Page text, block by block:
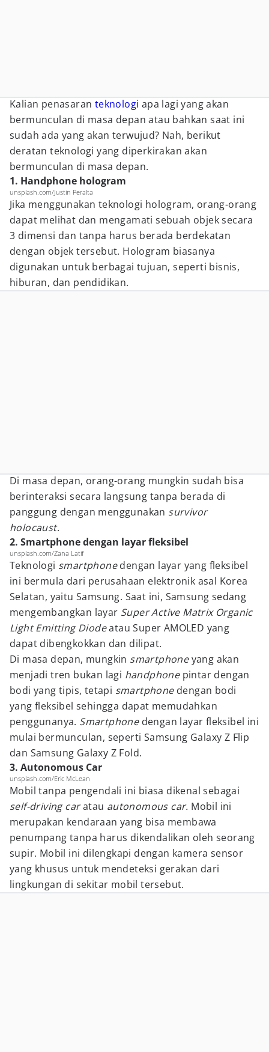
Kalian penasaran teknologi apa lagi yang akan
bermunculan di masa depan atau bahkan saat ini
sudah ada yang akan terwujud? Nah, berikut
deratan teknologi yang diperkirakan akan
bermunculan di masa depan.
1. Handphone hologram
unsplash.com/Justin Peralta
Jika menggunakan teknologi hologram, orang-orang
dapat melihat dan mengamati sebuah objek secara
3 dimensi dan tanpa harus berada berdekatan
dengan objek tersebut. Hologram biasanya
digunakan untuk berbagai tujuan, seperti bisnis,
hiburan, dan pendidikan.
Di masa depan, orang-orang mungkin sudah bisa
berinteraksi secara langsung tanpa berada di
panggung dengan menggunakan survivor
holocaust.
2. Smartphone dengan layar fleksibel
unsplash.com/Zana Latif
Teknologi smartphonedengan layar yang fleksibel
ini bermula dari perusahaan elektronik asal Korea
Selatan, yaitu Samsung. Saat ini, Samsung sedang
mengembangkan layar Super Active Matrix Organic
Light Emitting Diodeatau Super AMOLED yang
dapat dibengkokkan dan dilipat.
Di masa depan, mungkin smartphoneyang akan
menjadi tren bukan lagi handphonepintar dengan
bodi yang tipis, tetapi smartphonedengan bodi
yang fleksibel sehingga dapat memudahkan
penggunanya. Smartphonedengan layar fleksibel ini
mulai bermunculan, seperti Samsung Galaxy Z Flip
dan Samsung Galaxy Z Fold.
3. Autonomous Car
unsplash.com/Eric McLean
Mobil tanpa pengendali ini biasa dikenal sebagai
self-driving caratau autonomous car. Mobil ini
merupakan kendaraan yang bisa membawa
penumpang tanpa harus dikendalikan oleh seorang
supir. Mobil ini dilengkapi dengan kamera sensor
yang khusus untuk mendeteksi gerakan dari
lingkungan di sekitar mobil tersebut.